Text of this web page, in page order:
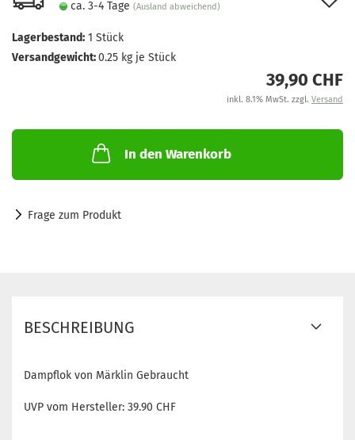
ca. 3-4 Tage (Ausland abweichend)
Lagerbestand: 1 Stück
Versandgewicht:0.25 kg je Stück
39,90 CHF
inkl. 8.1% MwSt. zzgl. Versand
In den Warenkorb
Frage zum Produkt
BESCHREIBUNG
Dampflok von Märklin Gebraucht
UVP vom Hersteller: 39.90 CHF